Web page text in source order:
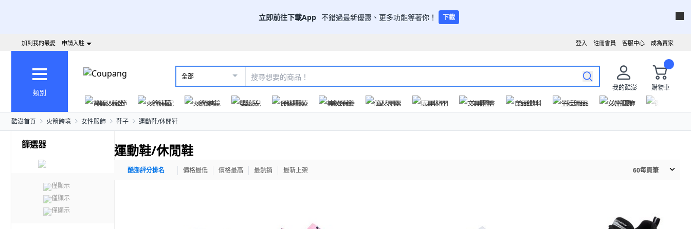
立即前往下載App 不錯過最新優惠、更多功能等著你！ 下載
成為賣家
客服中心
註冊會員
登入
加到我的最愛 申請入駐
類別
全部
我的酷澎
購物車
爸氣父親節
火箭速配 火箭跨境 嬰幼兒 保健醫療 美妝保養 個人清潔 玩具休閒 文具圖書 食品飲料 生活用品 女性服飾
酷澎首頁 火箭跨境 女性服飾 鞋子 運動鞋/休閒鞋
篩選器
僅顯示
僅顯示
僅顯示
運動鞋/休閒鞋
酷澎評分排名 價格最低 價格最高 最熱銷 最新上架 60每頁筆